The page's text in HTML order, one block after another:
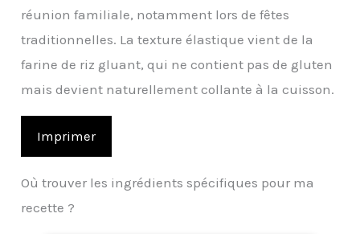
réunion familiale, notamment lors de fêtes
traditionnelles. La texture élastique vient de la
farine de riz gluant, qui ne contient pas de gluten
mais devient naturellement collante à la cuisson.
Imprimer
Où trouver les ingrédients spécifiques pour ma
recette ?